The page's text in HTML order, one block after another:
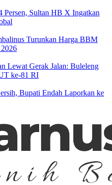
Sultan HB X Ingatkan
Turunkan Harga BBM
Lewat Gerak Jalan: Buleleng
ke-81 RI
Bupati Endah Laporkan ke